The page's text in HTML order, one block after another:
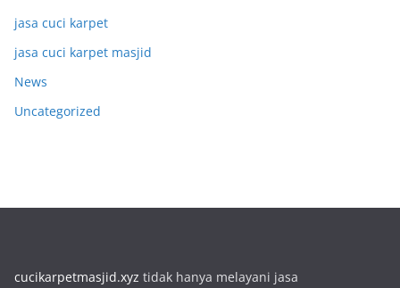
jasa cuci karpet
jasa cuci karpet masjid
News
Uncategorized
cucikarpetmasjid.xyz tidak hanya melayani jasa